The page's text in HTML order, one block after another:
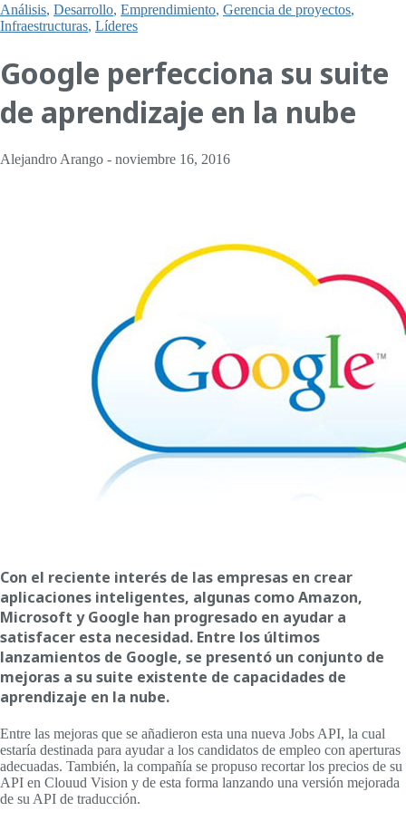
Análisis, Desarrollo, Emprendimiento, Gerencia de proyectos,
Infraestructuras, Líderes
Google perfecciona su suite
de aprendizaje en la nube
Alejandro Arango - noviembre 16, 2016
Con el reciente interés de las empresas en crear
aplicaciones inteligentes, algunas como Amazon,
Microsoft y Google han progresado en ayudar a
satisfacer esta necesidad. Entre los últimos
lanzamientos de Google, se presentó un conjunto de
mejoras a su suite existente de capacidades de
aprendizaje en la nube.
Entre las mejoras que se añadieron esta una nueva Jobs API, la cual
estaría destinada para ayudar a los candidatos de empleo con aperturas
adecuadas. También, la compañía se propuso recortar los precios de su
API en Clouud Vision y de esta forma lanzando una versión mejorada
de su API de traducción.